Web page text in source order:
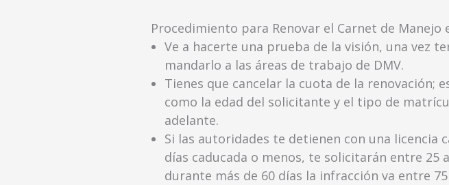
Procedimiento para Renovar el Carnet de Manejo
Ve a hacerte una prueba de la visión, una vez
mandarlo a las áreas de trabajo de DMV.
Tienes que cancelar la cuota de la
como la edad del solicitante y el tipo de
adelante.
Si las autoridades te detienen con una licencia
días caducada o menos, te solicitarán entre 25
durante más de 60 días la infracción va entre